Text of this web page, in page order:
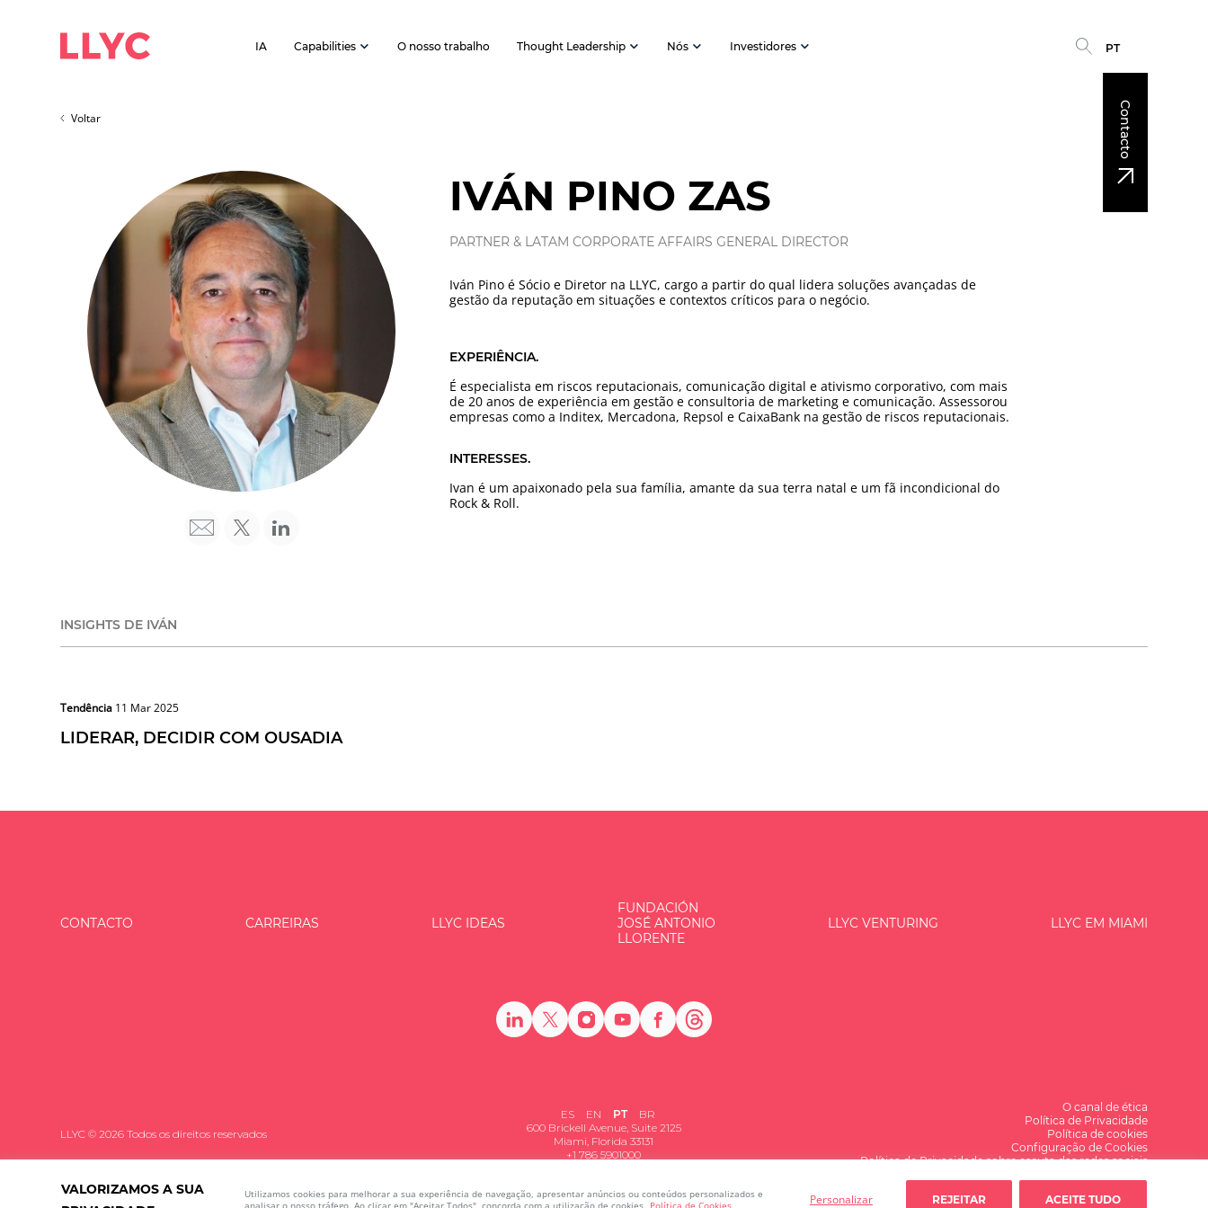
VALORIZAMOS A SUA
Utilizamos cookies para melhorar a sua experiência de navegação, apresentar anúncios ou conteúdos personalizados e
analisar o nosso tráfego. Ao clicar em "Aceitar Todos", concorda com a utilização de cookies. Política de Cookies Personalizar REJEITAR ACEITE TUDO
IA Capabilities O nosso trabalho Thought Leadership Nós Investidores PT
Contacto
Voltar
IVÁN PINO ZAS
PARTNER & LATAM CORPORATE AFFAIRS GENERAL DIRECTOR
Iván Pino é Sócio e Diretor na LLYC, cargo a partir do qual lidera soluções avançadas de
gestão da reputação em situações e contextos críticos para o negócio.
EXPERIÊNCIA.
É especialista em riscos reputacionais, comunicação digital e ativismo corporativo, com mais
de 20 anos de experiência em gestão e consultoria de marketing e comunicação. Assessorou
empresas como a Inditex, Mercadona, Repsol e CaixaBank na gestão de riscos reputacionais.
INTERESSES.
Ivan é um apaixonado pela sua família, amante da sua terra natal e um fã incondicional do
Rock & Roll.
INSIGHTS DE IVÁN
Tendência 11 Mar 2025
LIDERAR, DECIDIR COM OUSADIA
CONTACTO CARREIRAS LLYC IDEAS
FUNDACIÓN
JOSÉ ANTONIO
LLORENTE
LLYC VENTURING LLYC EM MIAMI
LLYC © 2026 Todos os direitos reservados
ES EN PT
BR
600 Brickell Avenue, Suite 2125
Miami, Florida 33131
+1 786 5901000
O canal de ética
Política de Privacidade
Política de cookies
Configuração de Cookies
Política de Privacidade sobre escuta das redes sociais
Alguma dúvida?
Falemos